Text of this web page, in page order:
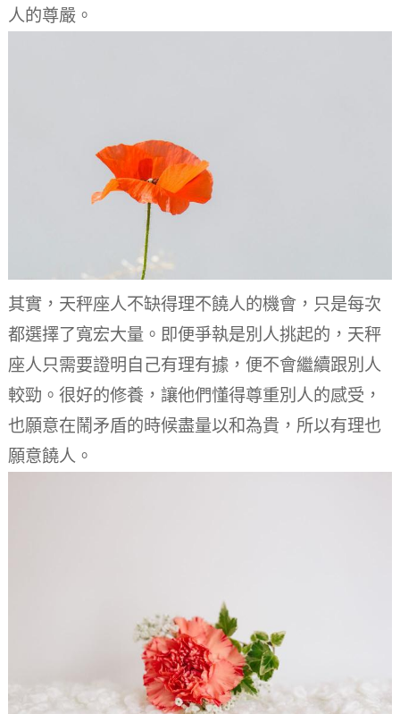
人的尊嚴。
其實，天秤座人不缺得理不饒人的機會，只是每次
都選擇了寬宏大量。 即便爭執是別人挑起的，天秤
座人只需要證明自己有理有據，便不會繼續跟別人
較勁。 很好的修養，讓他們懂得尊重別人的感受，
也願意在鬧矛盾的時候盡量以和為貴，所以有理也
願意饒人。